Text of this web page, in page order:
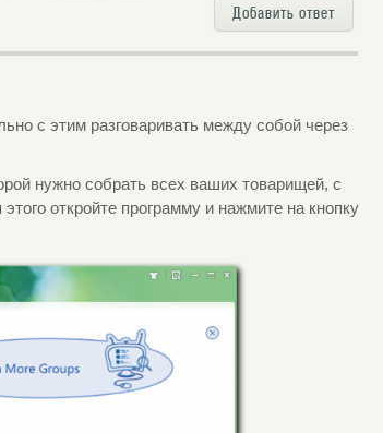
Добавить ответ
с этим разговаривать между собой через
нужно собрать всех ваших товарищей, с
откройте программу и нажмите на кнопку